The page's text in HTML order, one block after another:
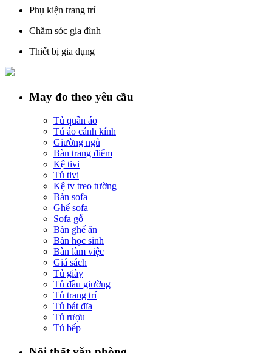
Phụ kiện trang trí
Chăm sóc gia đình
Thiết bị gia dụng
May đo theo yêu cầu
Tủ quần áo
Tú áo cánh kính
Giường ngủ
Bàn trang điểm
Kệ tivi
Tủ tivi
Kệ tv treo tường
Bàn sofa
Ghế sofa
Sofa gỗ
Bàn ghế ăn
Bàn học sinh
Bàn làm việc
Giá sách
Tủ giày
Tủ đầu giường
Tủ trang trí
Tủ bát đĩa
Tủ rượu
Tủ bếp